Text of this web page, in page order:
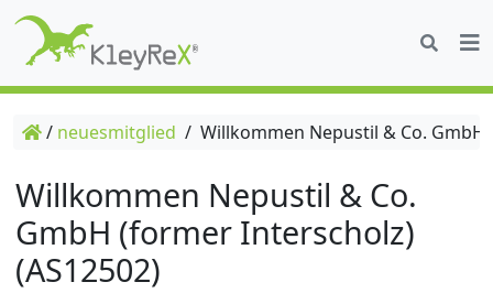
/ neuesmitglied / Willkommen Nepustil & Co.
Willkommen Nepustil & Co.
GmbH (former Interscholz)
(AS12502)